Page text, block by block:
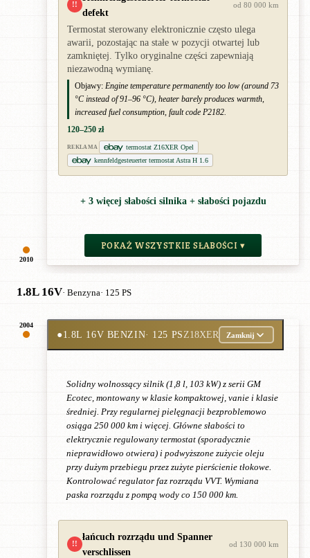
2010
!!
defekt
od 80 000 km
Termostat sterowany elektronicznie często ulega
awarii, pozostając na stałe w pozycji otwartej lub
zamkniętej. Tylko oryginalne części zapewniają
niezawodną wymianę.
Objawy: Engine temperature permanently too low (around 73
°C instead of 91–96 °C), heater barely produces warmth,
increased fuel consumption, fault code P2182.
120–250 zł
REKLAMA
termostat Z16XER Opel
kennfeldgesteuerter termostat Astra H 1.6
+ 3 więcej słabości silnika + słabości pojazdu
POKAŻ WSZYSTKIE SŁABOŚCI ▾
1.8L 16V· Benzyna· 125 PS
2004
●1.8L 16V BENZIN· 125 PS Z18XER Zamknij
Solidny wolnossący silnik (1,8 l, 103 kW) z serii GM
Ecotec, montowany w klasie kompaktowej, vanie i klasie
średniej. Przy regularnej pielęgnacji bezproblemowo
osiąga 250 000 km i więcej. Główne słabości to
elektrycznie regulowany termostat (sporadycznie
nieprawidłowo otwiera) i podwyższone zużycie oleju
przy dużym przebiegu przez zużyte pierścienie tłokowe.
Kontrolować regulator faz rozrządu VVT. Wymiana
paska rozrządu z pompą wody co 150 000 km.
!!
łańcuch rozrządu und Spanner
verschlissen
od 130 000 km